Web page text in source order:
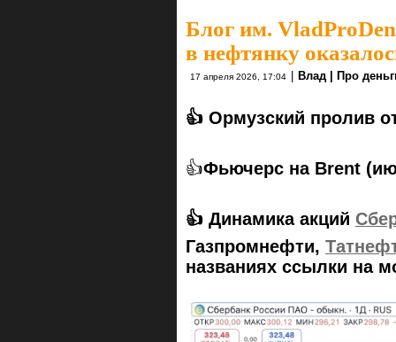
Блог им.
в нефтянку
17 апреля 2026, 17:04 | Влад | Про
👍 Ормузский пролив
👍Фьючерс на Brent
👍 Динамика акций
Газпромнефти,
названиях ссылки на